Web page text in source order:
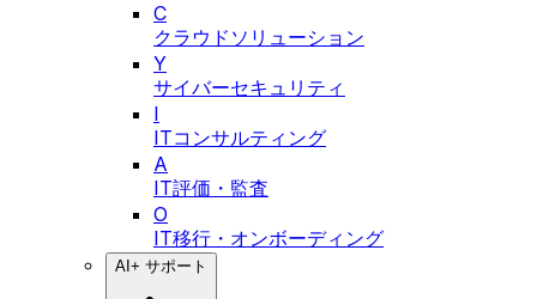
C
クラウドソリューション
Y
サイバーセキュリティ
I
ITコンサルティング
A
IT評価・監査
O
IT移行・オンボーディング
AI+ サポート